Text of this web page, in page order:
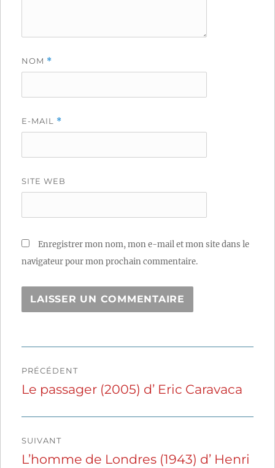
NOM *
E-MAIL *
SITE WEB
Enregistrer mon nom, mon e-mail et mon site dans le
navigateur pour mon prochain commentaire.
de
PRÉCÉDENT
Publication
Le passager (2005) d’ Eric Caravaca
SUIVANT
Publication
L’homme de Londres (1943) d’ Henri